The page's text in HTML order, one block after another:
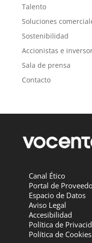
Talento
Soluciones
Sostenibilidad
Accionistas e
Sala de prensa
Contacto
Canal Ético
Portal de
Espacio de Datos
Aviso Legal
Accesibilidad
Política de
Política de Cookies